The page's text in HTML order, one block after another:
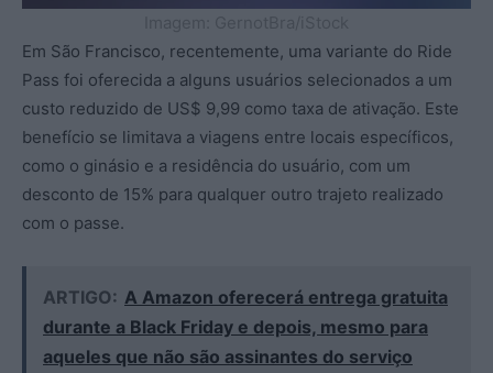
Em São Francisco, recentemente, uma variante do Ride
Pass foi oferecida a alguns usuários selecionados a um
custo reduzido de US$ 9,99 como taxa de ativação. Este
benefício se limitava a viagens entre locais específicos,
como o ginásio e a residência do usuário, com um
desconto de 15% para qualquer outro trajeto realizado
com o passe.
ARTIGO: A Amazon oferecerá entrega gratuita
durante a Black Friday e depois, mesmo para
aqueles que não são assinantes do serviço